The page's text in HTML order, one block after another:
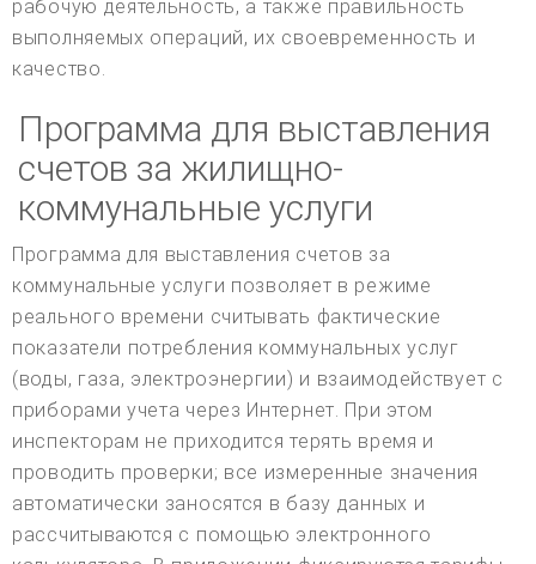
рабочую деятельность, а также правильность
выполняемых операций, их своевременность и
качество.
Программа для выставления
счетов за жилищно-
коммунальные услуги
Программа для выставления счетов за
коммунальные услуги позволяет в режиме
реального времени считывать фактические
показатели потребления коммунальных услуг
(воды, газа, электроэнергии) и взаимодействует с
приборами учета через Интернет. При этом
инспекторам не приходится терять время и
проводить проверки; все измеренные значения
автоматически заносятся в базу данных и
рассчитываются с помощью электронного